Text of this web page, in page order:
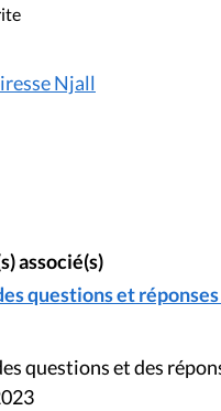
Njall
associé(s)
questions et réponses
questions et des